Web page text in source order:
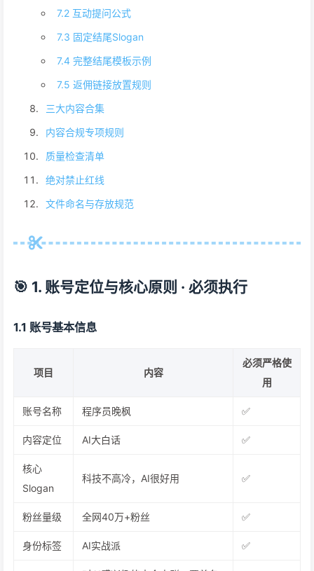
7.2 互动提问公式
7.3 固定结尾Slogan
7.4 完整结尾模板示例
7.5 返佣链接放置规则
三大内容合集
内容合规专项规则
质量检查清单
绝对禁止红线
文件命名与存放规范
🎯 1. 账号定位与核心原则 · 必须执行
1.1 账号基本信息
项目 内容
必须严格使
用
账号名称 程序员晚枫 ✅
内容定位 AI大白话 ✅
核心
Slogan
科技不高冷，AI很好用 ✅
粉丝量级 全网40万+粉丝 ✅
身份标签 AI实战派 ✅